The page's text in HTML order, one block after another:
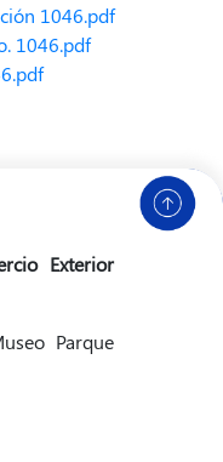
1046.pdf
1046.pdf
Exterior
Parque